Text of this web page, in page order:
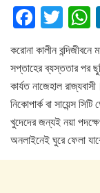
F
a
c
e
b
o
o
T
wi
tt
er s
করোনা কালীন
সপ্তাহের ব্যস্ততার পর
কার্যত নাজেহাল
নিকোপার্ক বা সায়েন্স
খুদেদের জন্যই নয়া
অনলাইনেই ঘুরে ফেলা